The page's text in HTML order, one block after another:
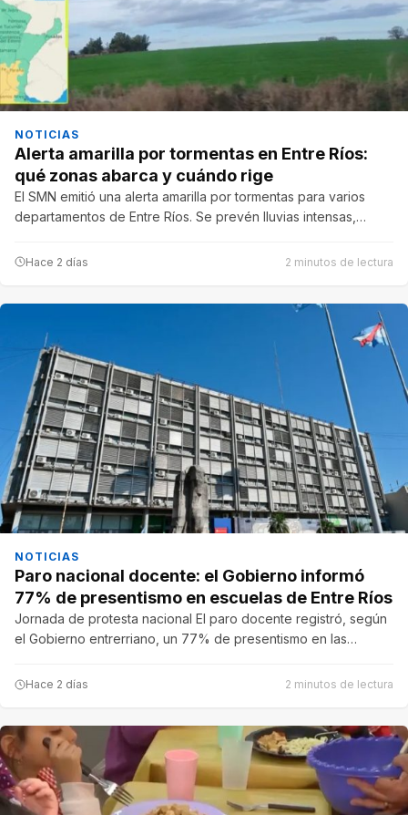
NOTICIAS
Alerta amarilla por tormentas en Entre Ríos:
qué zonas abarca y cuándo rige
El SMN emitió una alerta amarilla por tormentas para varios
departamentos de Entre Ríos. Se prevén lluvias intensas,…
Hace 2 días 2 minutos de lectura
NOTICIAS
Paro nacional docente: el Gobierno informó
77% de presentismo en escuelas de Entre Ríos
Jornada de protesta nacional El paro docente registró, según
el Gobierno entrerriano, un 77% de presentismo en las…
Hace 2 días 2 minutos de lectura